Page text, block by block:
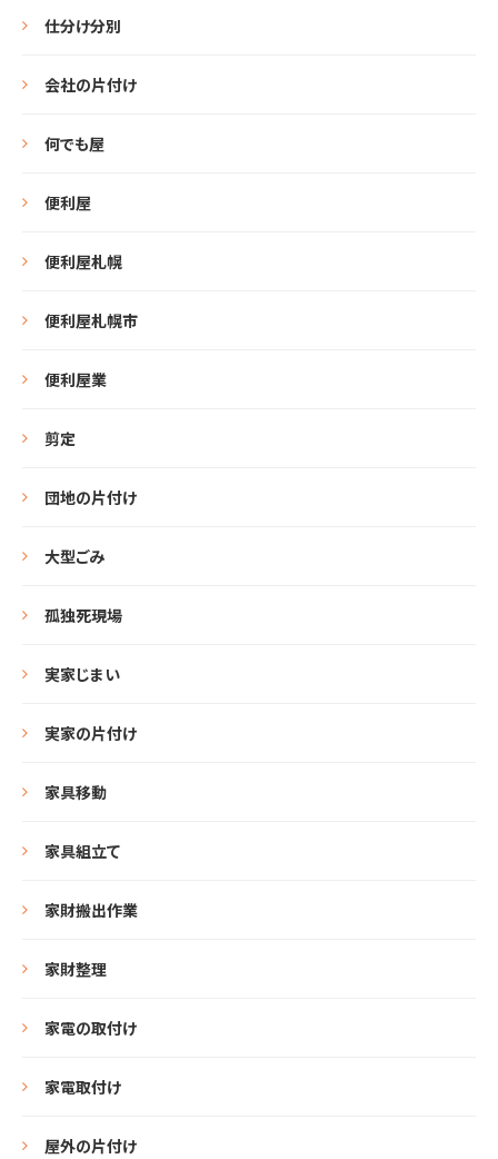
仕分け分別
会社の片付け
何でも屋
便利屋
便利屋札幌
便利屋札幌市
便利屋業
剪定
団地の片付け
大型ごみ
孤独死現場
実家じまい
実家の片付け
家具移動
家具組立て
家財搬出作業
家財整理
家電の取付け
家電取付け
屋外の片付け